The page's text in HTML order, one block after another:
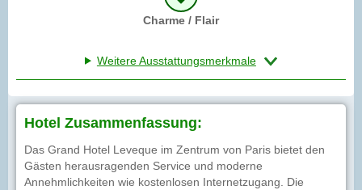
Charme / Flair
Weitere Ausstattungsmerkmale
Hotel Zusammenfassung:
Das Grand Hotel Leveque im Zentrum von Paris bietet den
Gästen herausragenden Service und moderne
Annehmlichkeiten wie kostenlosen Internetzugang. Die